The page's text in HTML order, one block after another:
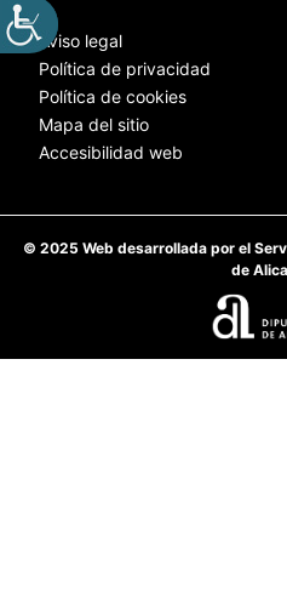
Aviso legal
Política de privacidad
Política de cookies
Mapa del sitio
Accesibilidad web
© 2025 Web desarrollada por el
de